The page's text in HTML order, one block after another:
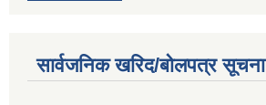
सार्वजनिक खरिद/बोलपत्र सूचना